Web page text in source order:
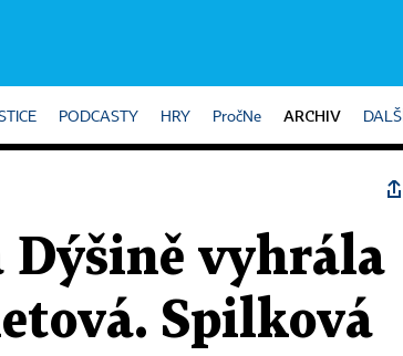
PODCASTY HRY PročNe ARCHIV DALŠÍ
vyhrála
Spilková